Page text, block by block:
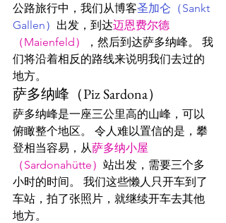
公路旅行中，我们从博客圣加仑（Sankt
Gallen） 出发，到达迈恩费尔德
（Maienfeld）
，然后到达萨多纳峰。 我
们将沿着相反的路线来说明我们去过的
地方。
萨多纳峰（Piz Sardona）
萨多纳峰是一座三公里高的山峰，可以
俯瞰整个地区。 令人难以置信的是，攀
登相当容易，从萨多纳小屋
（Sardonahütte） 站出发，需要三个多
小时的时间。 我们这些懒人只开车到了
车站，拍了张照片，就继续开车去其他
地方。